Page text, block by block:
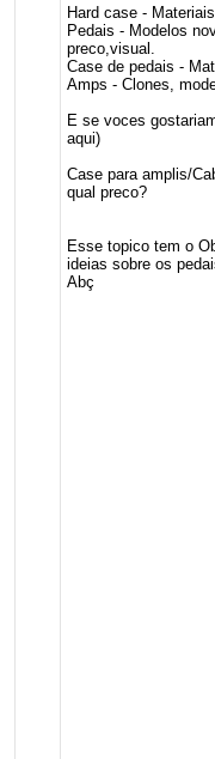
Hard case -
Pedais - Modelos
preco,visual.
Case de pedais -
Amps - Clones,
E se voces
aqui)
Case para amplis/
qual preco?
Esse topico tem o
ideias sobre os
Abç